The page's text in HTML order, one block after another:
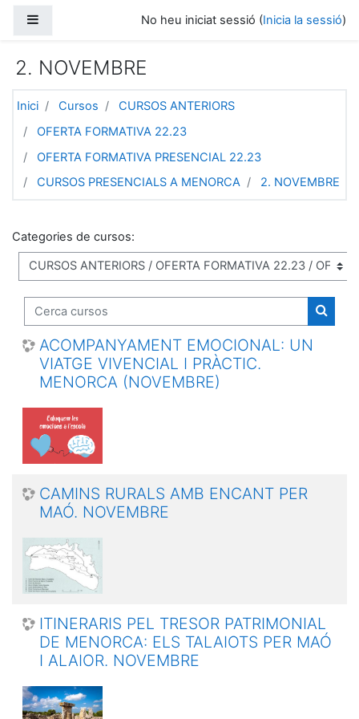
No heu iniciat sessió (Inicia la sessió)
2. NOVEMBRE
Inici Cursos
CURSOS ANTERIORS
OFERTA FORMATIVA 22.23
OFERTA FORMATIVA PRESENCIAL 22.23
CURSOS PRESENCIALS A MENORCA
2. NOVEMBRE
Categories de cursos:
Cerca cursos
Cerca
ACOMPANYAMENT EMOCIONAL: UN
VIATGE VIVENCIAL I PRÀCTIC.
MENORCA (NOVEMBRE)
CAMINS RURALS AMB ENCANT PER
MAÓ. NOVEMBRE
ITINERARIS PEL TRESOR PATRIMONIAL
DE MENORCA: ELS TALAIOTS PER MAÓ
I ALAIOR. NOVEMBRE